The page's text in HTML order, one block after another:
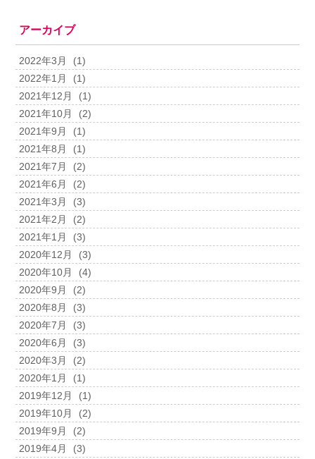
アーカイブ
2022年3月
(1)
2022年1月
(1)
2021年12月
(1)
2021年10月
(2)
2021年9月
(1)
2021年8月
(1)
2021年7月
(2)
2021年6月
(2)
2021年3月
(3)
2021年2月
(2)
2021年1月
(3)
2020年12月
(3)
2020年10月
(4)
2020年9月
(2)
2020年8月
(3)
2020年7月
(3)
2020年6月
(3)
2020年3月
(2)
2020年1月
(1)
2019年12月
(1)
2019年10月
(2)
2019年9月
(2)
2019年4月
(3)